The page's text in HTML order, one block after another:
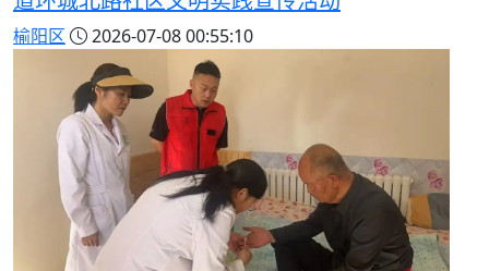
榆阳区 2026-07-08 00:55:10